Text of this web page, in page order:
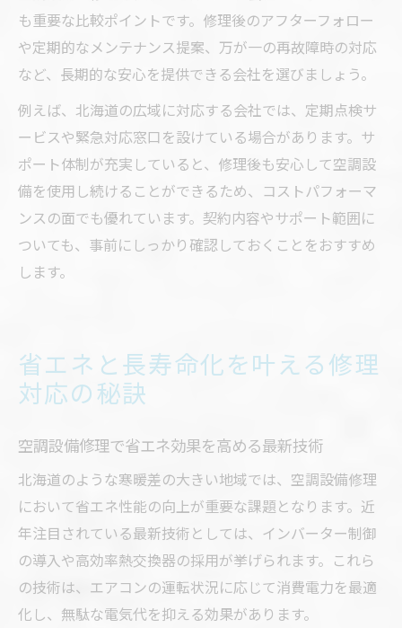
も重要な比較ポイントです。修理後のアフターフォロー
や定期的なメンテナンス提案、万が一の再故障時の対応
など、長期的な安心を提供できる会社を選びましょう。
例えば、北海道の広域に対応する会社では、定期点検サ
ービスや緊急対応窓口を設けている場合があります。サ
ポート体制が充実していると、修理後も安心して空調設
備を使用し続けることができるため、コストパフォーマ
ンスの面でも優れています。契約内容やサポート範囲に
ついても、事前にしっかり確認しておくことをおすすめ
します。
省エネと長寿命化を叶える修理
対応の秘訣
空調設備修理で省エネ効果を高める最新技術
北海道のような寒暖差の大きい地域では、空調設備修理
において省エネ性能の向上が重要な課題となります。近
年注目されている最新技術としては、インバーター制御
の導入や高効率熱交換器の採用が挙げられます。これら
の技術は、エアコンの運転状況に応じて消費電力を最適
化し、無駄な電気代を抑える効果があります。